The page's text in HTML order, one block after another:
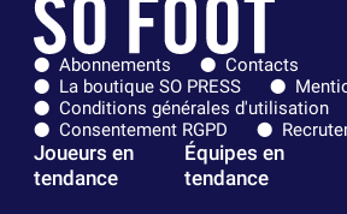
Abonnements
Contacts
La boutique SO PRESS
Conditions générales d'utilisation
Consentement RGPD
Joueurs en
tendance
Équipes en
tendance